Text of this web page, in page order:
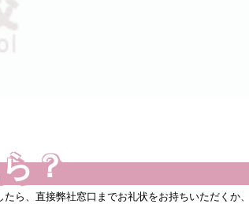
？
ら、直接弊社窓口までお礼状をお持ちいただくか